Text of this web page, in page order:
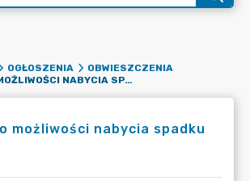
OGŁOSZENIA
OBWIESZCZENIA
OGŁOSZENIE O MOŻLIWOŚCI NABYCIA SPADKU
możliwości nabycia spadku